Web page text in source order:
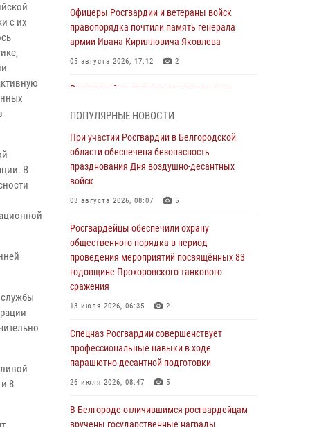
с их
В
8
Офицеры Росгвардии и ветераны войск
правопорядка почтили память генерала
армии Ивана Кирилловича Яковлева
05 августа 2026, 17:12 2
Росгвардейцы приняли участие в акции
годовщине освобождения Белгорода от
немецко ‑фашистских захватчиков
05 августа 2026, 08:34 4
Росгвардия призывает белгородских
владельцев оружия не затягивать с
05 августа 2026, 05:01
Росгвардейцы спасли раненого при атаке
FPV-дрона ВСУ жителя белгородского
приграничья
04 августа 2026, 10:43
За неделю белгородские росгвардейцы
пресекли свыше 130 правонарушений
04 августа 2026, 06:03
подозреваемую в краже товаров из
гипермаркета в Белгороде
ПОПУЛЯРНЫЕ НОВОСТИ
При участии Росгвардии в Белгородской
области обеспечена безопасность
празднования Дня воздушно-десантных
войск
03 августа 2026, 08:07 5
Росгвардейцы обеспечили охрану
общественного порядка в период
проведения мероприятий посвящённых 83
годовщине Прохоровского танкового
сражения
13 июля 2026, 06:35 2
Спецназ Росгвардии совершенствует
профессиональные навыки в ходе
парашютно-десантной подготовки
26 июля 2026, 08:47 5
В Белгороде отличившимся росгвардейцам
вручены государственные награды